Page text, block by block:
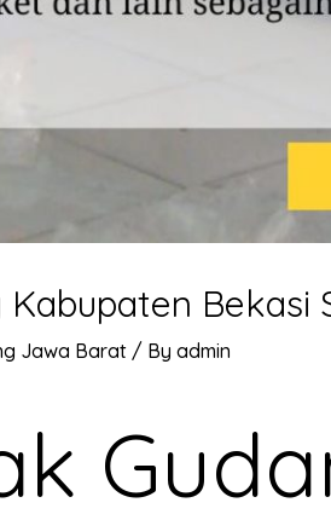
Bekasi
Jawa Barat/ By admin